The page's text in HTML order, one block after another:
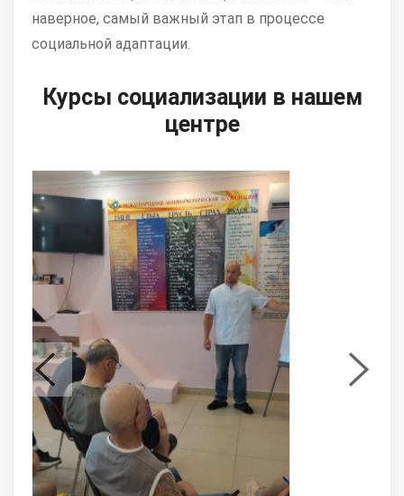
наверное, самый важный этап в процессе
социальной адаптации.
Курсы социализации в нашем
центре